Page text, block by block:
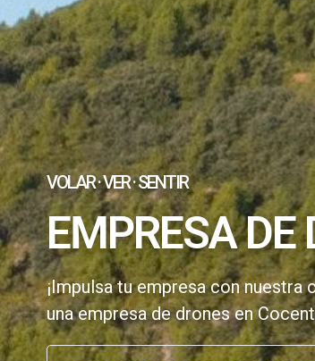
VOLAR · VER · SENTIR
EMPRESA DE
¡Impulsa tu empresa con
una empresa de drones en